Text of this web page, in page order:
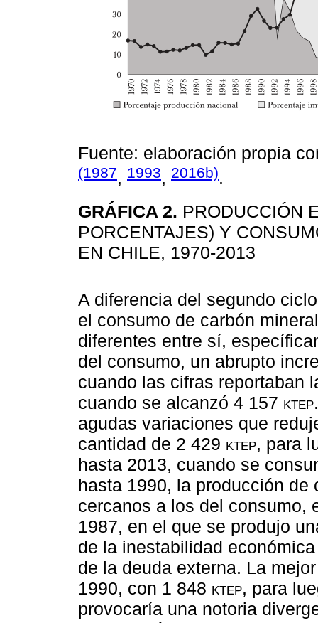
Fuente: elaboración propia
(1987, 1993, 2016b).
GRÁFICA 2. PRODUCCIÓN
PORCENTAJES) Y
EN CHILE, 1970-2013
A diferencia del segundo
el consumo de carbón
diferentes entre sí,
del consumo, un abrupto
cuando las cifras reportaban
cuando se alcanzó 4 157 ktep
agudas variaciones que
cantidad de 2 429 ktep, para
hasta 2013, cuando se
hasta 1990, la producción
cercanos a los del consumo,
1987, en el que se produjo
de la inestabilidad
de la deuda externa. La
1990, con 1 848 ktep, para
provocaría una notoria